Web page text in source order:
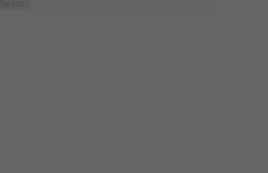
Servizi